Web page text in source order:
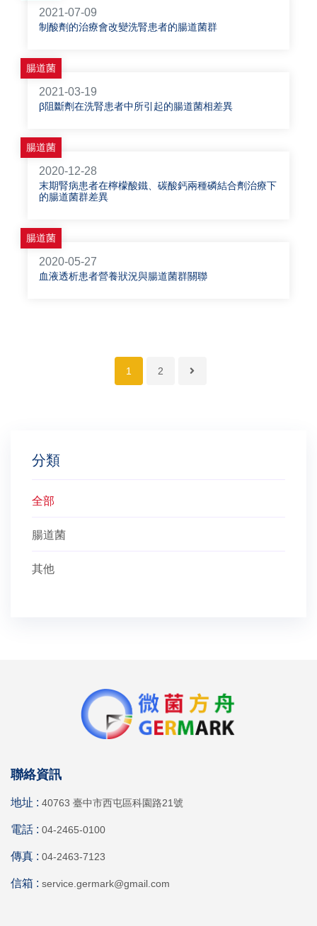
2021-07-09
制酸劑的治療會改變洗腎患者的腸道菌群
腸道菌
2021-03-19
β阻斷劑在洗腎患者中所引起的腸道菌相差異
腸道菌
2020-12-28
末期腎病患者在檸檬酸鐵、碳酸鈣兩種磷結合劑治療下
的腸道菌群差異
腸道菌
2020-05-27
血液透析患者營養狀況與腸道菌群關聯
1 2
分類
全部
腸道菌
其他
聯絡資訊
地址 : 40763 臺中市西屯區科園路21號
電話 : 04-2465-0100
傳真 : 04-2463-7123
信箱 : service.germark@gmail.com